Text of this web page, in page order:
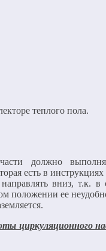
теплого пола.
должно
есть в
вниз, т.к. в
положении ее
циркуляционного